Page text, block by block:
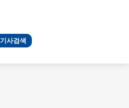
기사검색